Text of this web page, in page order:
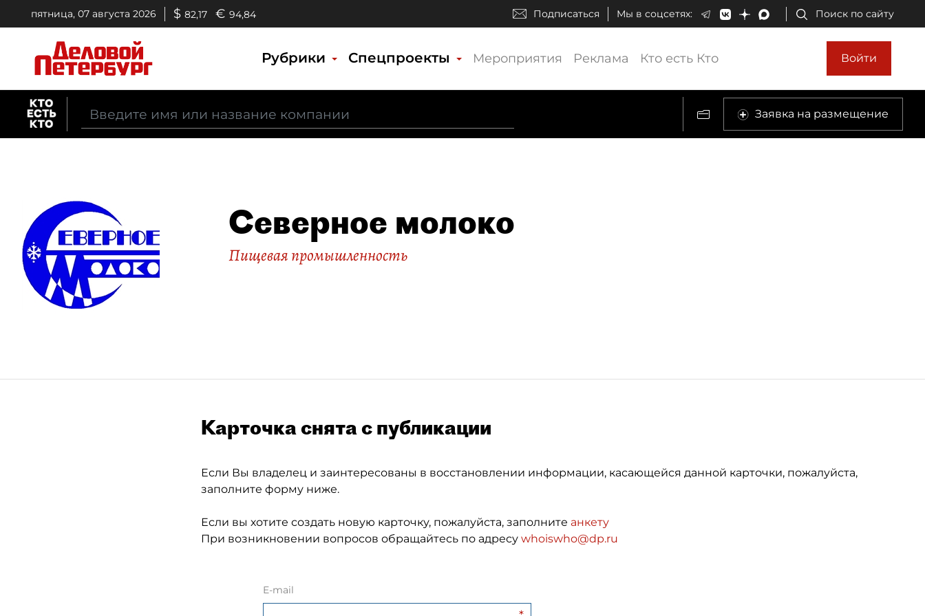
пятница, 07 августа 2026 $ 82,17 € 94,84 Подписаться Мы в соцсетях: Поиск по сайту
Рубрики Спецпроекты Мероприятия Реклама Кто есть Кто Войти
Заявка на размещение
Северное молоко
Пищевая промышленность
Карточка снята с публикации
Если Вы владелец и заинтересованы в восстановлении информации, касающейся данной карточки, пожалуйста,
заполните форму ниже.
Если вы хотите создать новую карточку, пожалуйста, заполните анкету
При возникновении вопросов обращайтесь по адресу whoiswho@dp.ru
E-mail